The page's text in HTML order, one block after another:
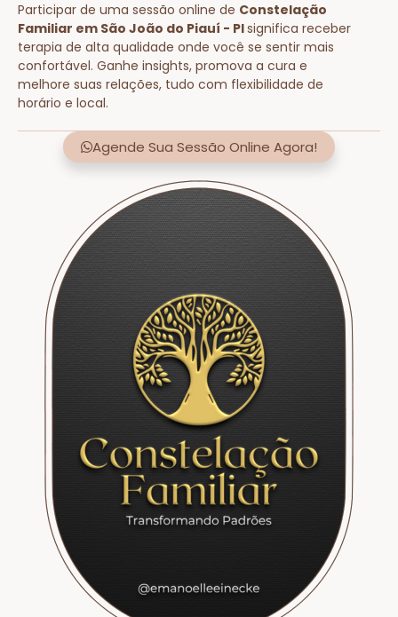
Participar de uma sessão online de Constelação
Familiar em São João do Piauí - PIsignifica receber
terapia de alta qualidade onde você se sentir mais
confortável. Ganhe insights, promova a cura e
melhore suas relações, tudo com flexibilidade de
horário e local.
Agende Sua Sessão Online Agora!